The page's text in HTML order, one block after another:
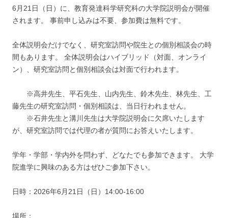
6月21日（日）に、教育発達科学研究科の大学院説明会が開催
されます。 事前申し込みは不要、参加費は無料です。
全体説明会だけでなく、研究室訪問や院生との個別相談会の時
間もあります。 全体説明会はハイブリッド（対面、オンライ
ン）、研究室訪問と個別相談会は対面で行われます。
※高井先生、平石先生、山内先生、鈴木先生、林先生、工
藤先生の研究室訪問・個別相談は、当日行われません。
※石井先生と溝川先生は大学院説明会に欠席いたします
が、研究室訪問では代理の者が質問にお答えいたします。
学年・学部・学内外を問わず、どなたでも参加できます。 大学
院進学に興味のある方はぜひご参加下さい。
日時：2026年6月21日（日）14:00-16:00
場所：